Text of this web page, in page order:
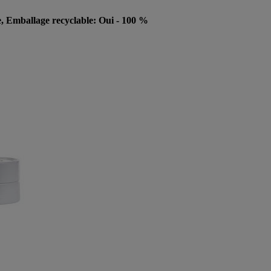
Emballage recyclable: Oui - 100 %